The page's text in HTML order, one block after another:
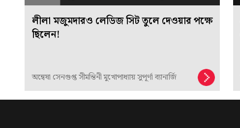
লীলা মজুমদারও লেডিজ সিট তুলে দেওয়ার পক্ষে
ছিলেন!
অন্বেষা সেনগুপ্ত সীমন্তিনী মুখোপাধ্যায় সুপূর্ণা ব্যানার্জি